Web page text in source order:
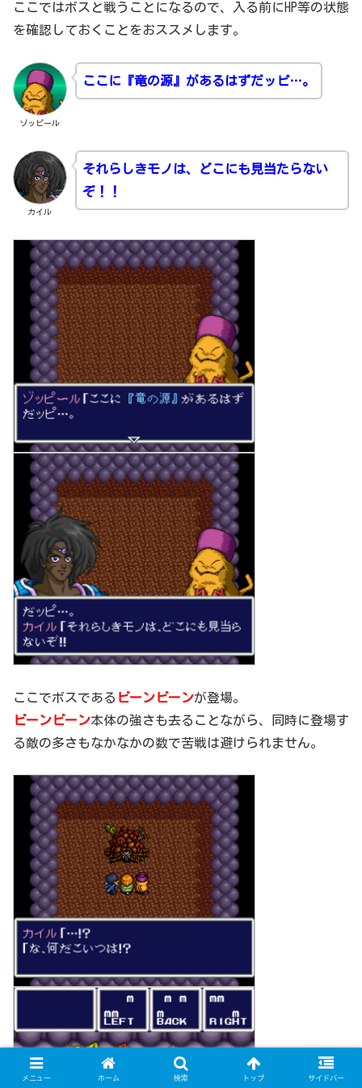
ここではボスと戦うことになるので、入る前にHP等の状態
を確認しておくことをおススメします。
ゾッピール
ここに『竜の源』があるはずだッピ…。
カイル
それらしきモノは、どこにも見当たらない
ぞ！！
ここでボスである ビーンビーンが登場。
ビーンビーン本体の強さも去ることながら、同時に登場す
る敵の多さもなかなかの数で苦戦は避けられません。
メニュー ホーム 検索 トップ サイドバー